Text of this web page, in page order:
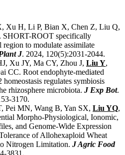
Xu H, Li P, Bian X, Chen Z, Liu Q,
SHORT-ROOT specifically
to modulate assimilate
J. 2024, 120(5):2031-2044.
Xu JY, Ma CY, Zhou J, Liu Y,
CC. Root endophyte-mediated
regulates symbiosis
rhizosphere microbiota. J Exp Bot.
3170.
Pei MN, Wang B, Yan SX, Liu YQ,
Morpho-Physiological, Ionomic,
and Genome-Wide Expression
of Allohexaploid Wheat
Nitrogen Limitation. J Agric Food
3831.